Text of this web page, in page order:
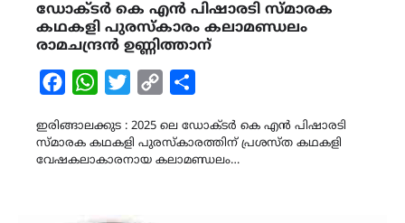
ഡോക്ടർ കെ എൻ പിഷാരടി സ്മാരക
കഥകളി പുരസ്കാരം കലാമണ്ഡലം
രാമചന്ദ്രൻ ഉണ്ണിത്താന്
FacebookWhatsAppTwitterCopy
ഇരിങ്ങാലക്കുട : 2025 ലെ ഡോക്ടർ കെ എൻ പിഷാരടി
സ്മാരക കഥകളി പുരസ്കാരത്തിന് പ്രശസ്ത കഥകളി
വേഷകലാകാരനായ കലാമണ്ഡലം…